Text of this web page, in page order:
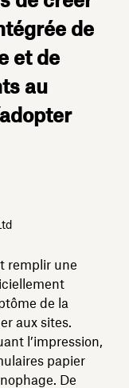
de
et de
au
remplir une
de la
aux sites.
l’impression,
papier
De